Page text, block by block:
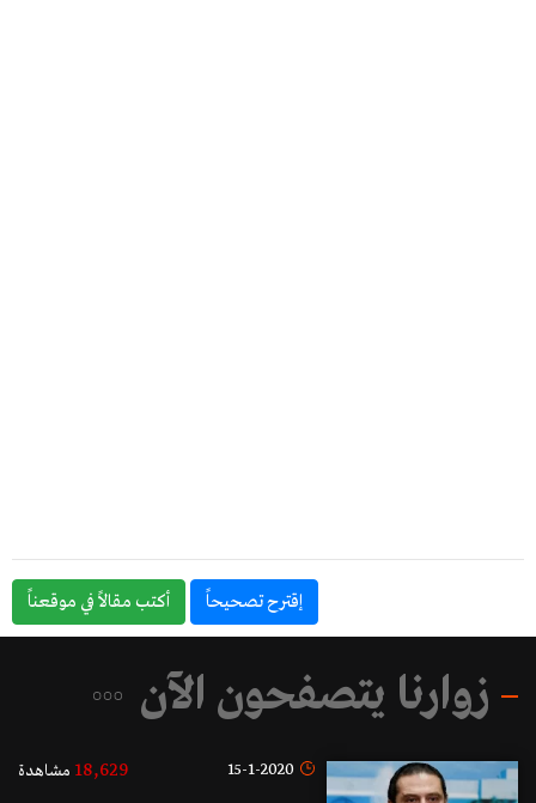
إقترح تصحيحاً أكتب مقالاً في موقعناً
زوارنا يتصفحون الآن
15-1-2020
18,629 مشاهدة